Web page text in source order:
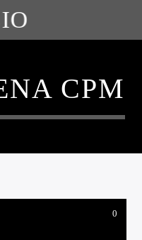
CPM
0